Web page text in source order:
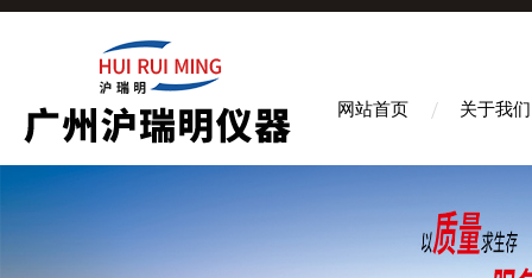
网站首页 关于我们